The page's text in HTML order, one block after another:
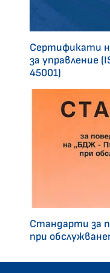
Сертификати
за управление
45001)
Стандарти за
при